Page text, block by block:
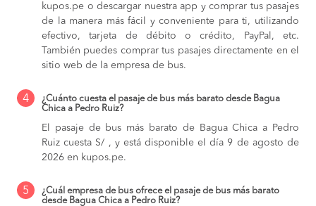
kupos.pe o descargar nuestra app y comprar tus pasajes
de la manera más fácil y conveniente para ti, utilizando
efectivo, tarjeta de débito o crédito, PayPal, etc.
También puedes comprar tus pasajes directamente en el
sitio web de la empresa de bus.
4
¿Cuánto cuesta el pasaje de bus más barato desde Bagua
Chica a Pedro Ruiz?
El pasaje de bus más barato de Bagua Chica a Pedro
Ruiz cuesta S/ , y está disponible el día 9 de agosto de
2026 en kupos.pe.
5
¿Cuál empresa de bus ofrece el pasaje de bus más barato
desde Bagua Chica a Pedro Ruiz?